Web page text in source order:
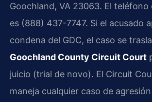
Goochland, VA 23063. El teléfono
es (888) 437-7747. Si el acusado
condena del GDC, el caso se
Goochland County Circuit Court
juicio (trial de novo). El Circuit
maneja cualquier caso de